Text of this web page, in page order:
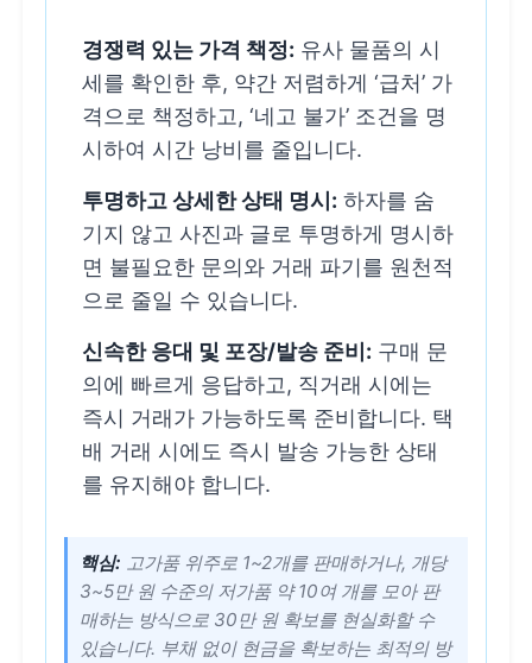
경쟁력 있는 가격 책정: 유사 물품의 시
세를 확인한 후, 약간 저렴하게 ‘급처’ 가
격으로 책정하고, ‘네고 불가’ 조건을 명
시하여 시간 낭비를 줄입니다.
투명하고 상세한 상태 명시: 하자를 숨
기지 않고 사진과 글로 투명하게 명시하
면 불필요한 문의와 거래 파기를 원천적
으로 줄일 수 있습니다.
신속한 응대 및 포장/발송 준비: 구매 문
의에 빠르게 응답하고, 직거래 시에는
즉시 거래가 가능하도록 준비합니다. 택
배 거래 시에도 즉시 발송 가능한 상태
를 유지해야 합니다.
핵심: 고가품 위주로 1~2개를 판매하거나, 개당
3~5만 원 수준의 저가품 약 10여 개를 모아 판
매하는 방식으로 30만 원 확보를 현실화할 수
있습니다. 부채 없이 현금을 확보하는 최적의 방